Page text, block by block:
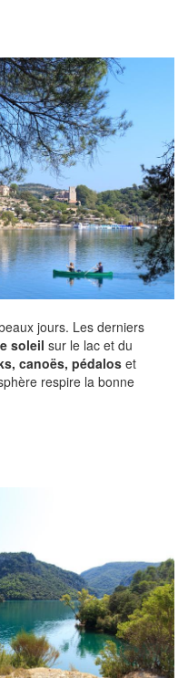
jours. Les derniers
soleil sur le lac et du
canoës, pédaloset
respire la bonne